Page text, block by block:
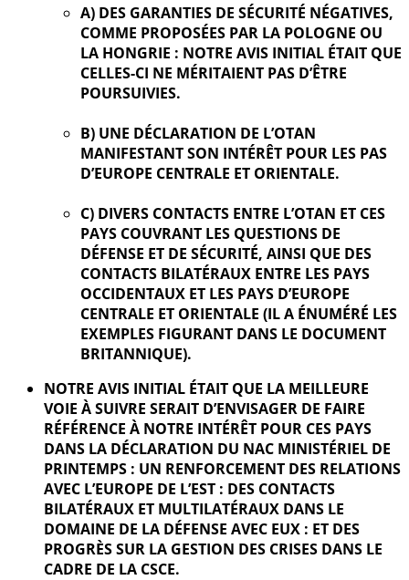
A) DES GARANTIES DE SÉCURITÉ NÉGATIVES,
COMME PROPOSÉES PAR LA POLOGNE OU
LA HONGRIE : NOTRE AVIS INITIAL ÉTAIT QUE
CELLES-CI NE MÉRITAIENT PAS D’ÊTRE
POURSUIVIES.
B) UNE DÉCLARATION DE L’OTAN
MANIFESTANT SON INTÉRÊT POUR LES PAS
D’EUROPE CENTRALE ET ORIENTALE.
C) DIVERS CONTACTS ENTRE L’OTAN ET CES
PAYS COUVRANT LES QUESTIONS DE
DÉFENSE ET DE SÉCURITÉ, AINSI QUE DES
CONTACTS BILATÉRAUX ENTRE LES PAYS
OCCIDENTAUX ET LES PAYS D’EUROPE
CENTRALE ET ORIENTALE (IL A ÉNUMÉRÉ LES
EXEMPLES FIGURANT DANS LE DOCUMENT
BRITANNIQUE).
NOTRE AVIS INITIAL ÉTAIT QUE LA MEILLEURE
VOIE À SUIVRE SERAIT D’ENVISAGER DE FAIRE
RÉFÉRENCE À NOTRE INTÉRÊT POUR CES PAYS
DANS LA DÉCLARATION DU NAC MINISTÉRIEL DE
PRINTEMPS : UN RENFORCEMENT DES RELATIONS
AVEC L’EUROPE DE L’EST : DES CONTACTS
BILATÉRAUX ET MULTILATÉRAUX DANS LE
DOMAINE DE LA DÉFENSE AVEC EUX : ET DES
PROGRÈS SUR LA GESTION DES CRISES DANS LE
CADRE DE LA CSCE.